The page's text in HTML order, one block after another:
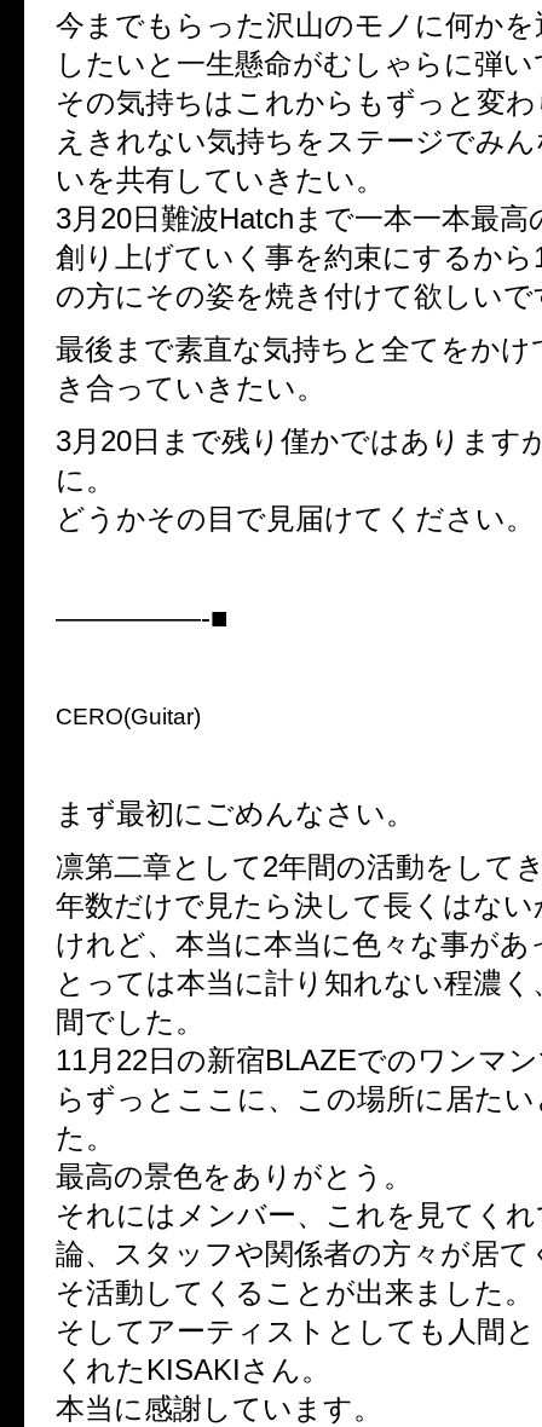
今までもらった沢山のモノに何か
したいと一生懸命がむしゃらに弾
その気持ちはこれからもずっと変
えきれない気持ちをステージでみ
いを共有していきたい。
3月20日難波Hatchまで一本一本最
創り上げていく事を約束にするから
の方にその姿を焼き付けて欲しいで
最後まで素直な気持ちと全てをか
き合っていきたい。
3月20日まで残り僅かではあります
に。
どうかその目で見届けてください。
—————-■
CERO(Guitar)
まず最初にごめんなさい。
凛第二章として2年間の活動をして
年数だけで見たら決して長くはな
けれど、本当に本当に色々な事があ
とっては本当に計り知れない程濃く
間でした。
11月22日の新宿BLAZEでのワンマ
らずっとここに、この場所に居た
た。
最高の景色をありがとう。
それにはメンバー、これを見てく
論、スタッフや関係者の方々が居
そ活動してくることが出来ました。
そしてアーティストとしても人間
くれたKISAKIさん。
本当に感謝しています。